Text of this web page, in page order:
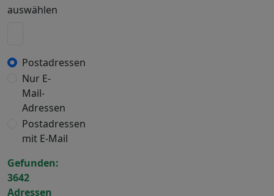
auswählen
Postadressen
Nur E-
Mail-
Adressen
Postadressen
mit E-Mail
Gefunden:
3642
Adressen